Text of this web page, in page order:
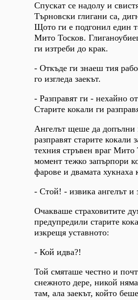
Спускат се надолу и
Търновски глигани са,
Щото ги е подгонил един
Мито Тосков.
ги изтреби до крак.
- Откъде ги знаеш тия
го изгледа заекът.
- Разправят ги - нехайно
Старите кокали ги
Ангелът щеше да допълни
разправят старите кокали
техния стръвен враг Мито
момент тежко запърпори
фарове и двамата хукнаха
- Стой! - извика ангелът и
Очакваше страховитите
предупредили старите
изкрещя уставното:
- Кой идва?!
Той смяташе честно и
снежното дере, никой
там, ала заекът, който